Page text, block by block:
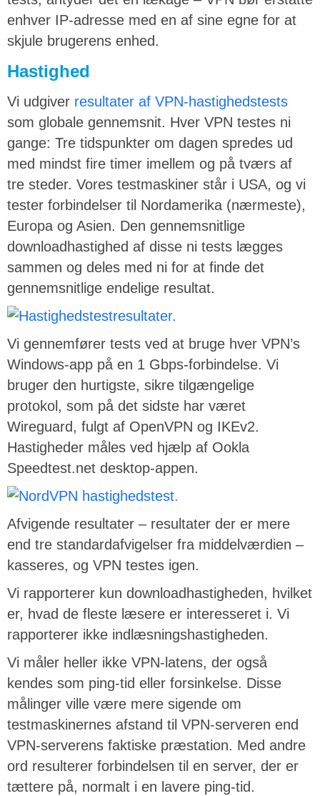
enhver IP-adresse med en af sine egne for at
skjule brugerens enhed.
Hastighed
Vi udgiver resultater af VPN-hastighedstests
som globale gennemsnit. Hver VPN testes ni
gange: Tre tidspunkter om dagen spredes ud
med mindst fire timer imellem og på tværs af
tre steder. Vores testmaskiner står i USA, og vi
tester forbindelser til Nordamerika (nærmeste),
Europa og Asien. Den gennemsnitlige
downloadhastighed af disse ni tests lægges
sammen og deles med ni for at finde det
gennemsnitlige endelige resultat.
Vi gennemfører tests ved at bruge hver VPN’s
Windows-app på en 1 Gbps-forbindelse. Vi
bruger den hurtigste, sikre tilgængelige
protokol, som på det sidste har været
Wireguard, fulgt af OpenVPN og IKEv2.
Hastigheder måles ved hjælp af Ookla
Speedtest.net desktop-appen.
Afvigende resultater – resultater der er mere
end tre standardafvigelser fra middelværdien –
kasseres, og VPN testes igen.
Vi rapporterer kun downloadhastigheden, hvilket
er, hvad de fleste læsere er interesseret i. Vi
rapporterer ikke indlæsningshastigheden.
Vi måler heller ikke VPN-latens, der også
kendes som ping-tid eller forsinkelse. Disse
målinger ville være mere sigende om
testmaskinernes afstand til VPN-serveren end
VPN-serverens faktiske præstation. Med andre
ord resulterer forbindelsen til en server, der er
tættere på, normalt i en lavere ping-tid.